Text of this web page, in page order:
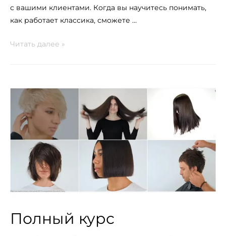
с вашими клиентами. Когда вы научитесь понимать,
как работает классика, сможете …
Читать далее »
Полный курс